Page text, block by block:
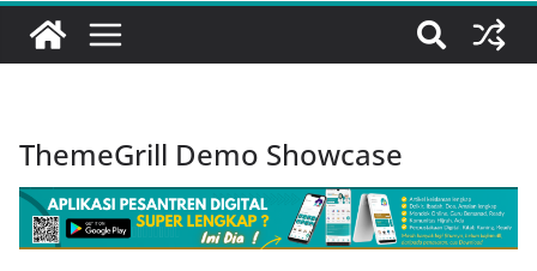
ThemeGrill Demo Showcase